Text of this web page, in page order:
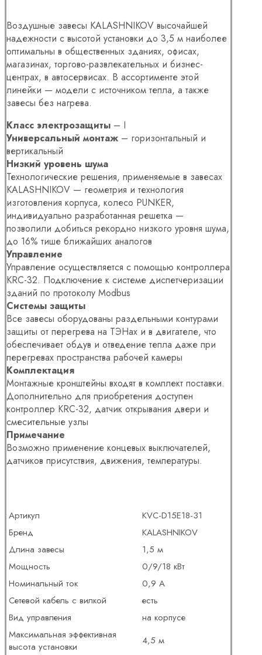
Воздушные завесы KALASHNIKOV высочайшей
надежности с высотой установки до 3,5 м наиболее
оптимальны в общественных зданиях, офисах,
магазинах, торгово-развлекательных и бизнес-
центрах, в автосервисах. В ассортименте этой
линейки — модели с источником тепла, а также
завесы без нагрева.
Класс электрозащиты – I
Универсальный монтаж – горизонтальный и
вертикальный
Низкий уровень шума
Технологические решения, применяемые в завесах
KALASHNIKOV — геометрия и технология
изготовления корпуса, колесо PUNKER,
индивидуально разработанная решетка —
позволили добиться рекордно низкого уровня шума,
до 16% тише ближайших аналогов
Управление
Управление осуществляется с помощью контроллера
KRC-32. Подключение к системе диспетчеризации
зданий по протоколу Modbus
Системы защиты
Все завесы оборудованы раздельными контурами
защиты от перегрева на ТЭНах и в двигателе, что
обеспечивает обдув и отведение тепла даже при
перегревах пространства рабочей камеры
Комплектация
Монтажные кронштейны входят в комплект поставки.
Дополнительно для приобретения доступен
контроллер KRC-32, датчик открывания двери и
смесительные узлы
Примечание
Возможно применение концевых выключателей,
датчиков присутствия, движения, температуры.
Артикул
KVC-D15E18-31
Бренд
KALASHNIKOV
Длина завесы
1,5 м
Мощность
0/9/18 кВт
Номинальный ток
0,9 А
Сетевой кабель с вилкой
есть
Вид управления
на корпусе
Максимальная эффективная
высота установки
4,5 м